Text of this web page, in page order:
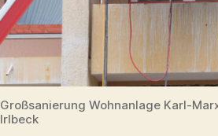
Großsanierung Wohnanlage Karl-
Irlbeck